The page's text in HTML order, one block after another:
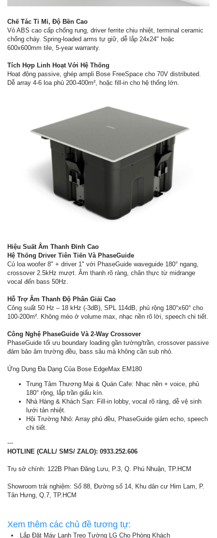
Chế Tác Tỉ Mỉ, Độ Bền Cao
Vỏ ABS cao cấp chống rung, driver ferrite chịu nhiệt, terminal ceramic
chống cháy. Spring-loaded arms tự giữ, dễ lắp 24x24" hoặc
600x600mm tile, 5-year warranty.
Tích Hợp Linh Hoạt Với Hệ Thống
Hoạt động passive, ghép ampli Bose FreeSpace cho 70V distributed.
Dễ array 4-6 loa phủ 200-400m², hoặc fill-in cho hệ thống lớn.
Hiệu Suất Âm Thanh Đỉnh Cao
Hệ Thống Driver Tiên Tiến Và PhaseGuide
Củ loa woofer 8" + driver 1" với PhaseGuide waveguide 180° ngang,
crossover 2.5kHz mượt. Âm thanh rõ ràng, chân thực từ midrange
vocal đến bass 50Hz.
Hỗ Trợ Âm Thanh Độ Phân Giải Cao
Công suất 50 Hz – 18 kHz (-3dB), SPL 114dB, phủ rộng 180°x60° cho
100-200m². Không méo ở volume max, nhạc nền rõ lời, speech chi tiết.
Công Nghệ PhaseGuide Và 2-Way Crossover
PhaseGuide tối ưu boundary loading gần tường/trần, crossover passive
đảm bảo âm trường đều, bass sâu mà không cần sub nhỏ.
Ứng Dụng Đa Dạng Của Bose EdgeMax EM180
Trung Tâm Thương Mại & Quán Cafe: Nhạc nền + voice, phủ
180° rộng, lắp trần giấu kín.
Nhà Hàng & Khách Sạn: Fill-in lobby, vocal rõ ràng, dễ vệ sinh
lưới tản nhiệt.
Hội Trường Nhỏ: Array phủ đều, PhaseGuide giảm echo, speech
chi tiết.
---
HOTLINE (CALL/ SMS/ ZALO): 0933.252.606
Trụ sở chính: 122B Phan Đăng Lưu, P.3, Q. Phú Nhuận, TP.HCM
Showroom trải nghiệm: Số 88, Đường số 14, Khu dân cư Him Lam, P.
Tân Hưng, Q.7, TP.HCM
Xem thêm các chủ đề tương tự:
Lắp Đặt Máy Lạnh Treo Tường LG Cho Phòng Khách